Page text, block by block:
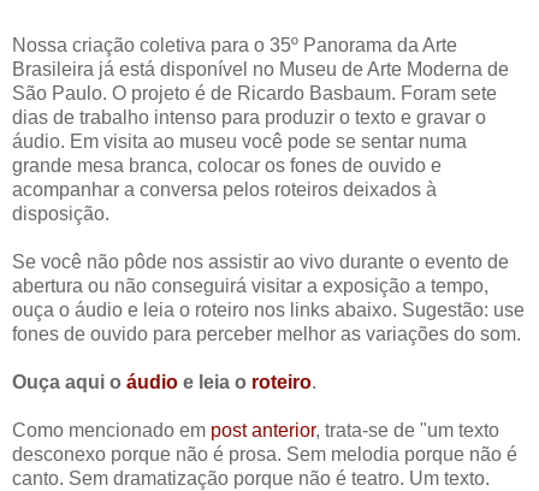
Nossa criação coletiva para o 35º Panorama da Arte
Brasileira já está disponível no Museu de Arte Moderna de
São Paulo. O projeto é de Ricardo Basbaum. Foram sete
dias de trabalho intenso para produzir o texto e gravar o
áudio. Em visita ao museu você pode se sentar numa
grande mesa branca, colocar os fones de ouvido e
acompanhar a conversa pelos roteiros deixados à
disposição.
Se você não pôde nos assistir ao vivo durante o evento de
abertura ou não conseguirá visitar a exposição a tempo,
ouça o áudio e leia o roteiro nos links abaixo. Sugestão: use
fones de ouvido para perceber melhor as variações do som.
Ouça aqui o áudio e leia o roteiro.
Como mencionado em post anterior, trata-se de "um texto
desconexo porque não é prosa. Sem melodia porque não é
canto. Sem dramatização porque não é teatro. Um texto.